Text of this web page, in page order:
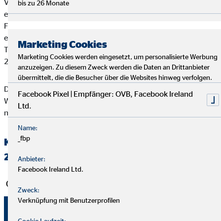
Vermögensauf- und -ausbau. OVB ist aktuell in 15
europäischen Ländern aktiv. 5.072 hauptberufliche
Finanzvermittler betreuen 3,9 Millionen Kunden. 2019
erwirtschaftete die OVB Holding AG mit ihren
Tochtergesellschaften Erträge aus Vermittlungen in Höhe von
257,8 Mio. Euro sowie ein EBIT von 14,1 Mio. Euro.
Die OVB Holding AG ist seit Juli 2006 an der Frankfurter
Wertpapierbörse (Prime Standard, ISIN DE0006286560)
notiert.
Kennzahlen des OVB Konzerns 1. Halbjahr
2020
Operative Kennzahlen
bis zu 26 Monate
Marketing Cookies
Marketing Cookies werden eingesetzt, um personalisierte Werbung
anzuzeigen. Zu diesem Zweck werden die Daten an Drittanbieter
übermittelt, die die Besucher über die Websites hinweg verfolgen.
Facebook Pixel | Empfänger: OVB, Facebook Ireland
Ltd.
Name:
_fbp
Anbieter:
Facebook Ireland Ltd.
Zweck:
Verknüpfung mit Benutzerprofilen